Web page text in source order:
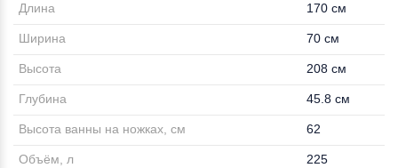
Длина 170 см
Ширина 70 см
Высота 208 см
Глубина 45.8 см
Высота ванны на ножках, см 62
Объём, л 225